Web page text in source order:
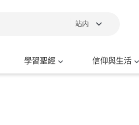
站内
學習聖經 信仰與生活